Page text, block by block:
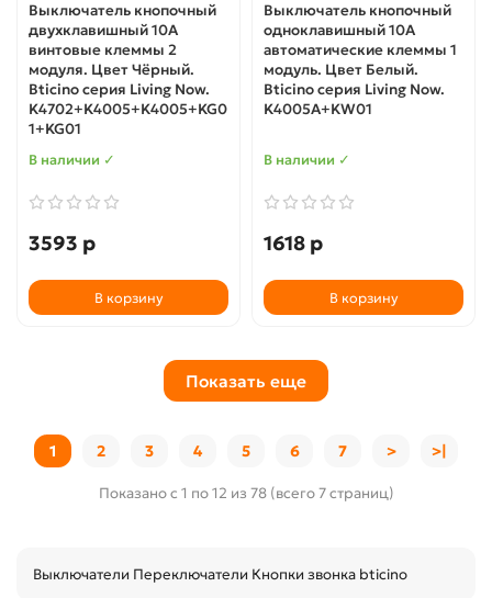
Выключатель кнопочный
двухклавишный 10А
винтовые клеммы 2
модуля. Цвет Чёрный.
Bticino серия Living Now.
K4702+K4005+K4005+KG0
1+KG01
В наличии ✓
3593 р
В корзину
Выключатель кнопочный
одноклавишный 10А
автоматические клеммы 1
модуль. Цвет Белый.
Bticino серия Living Now.
K4005A+KW01
В наличии ✓
1618 р
В корзину
Показать еще
1 2 3 4 5 6 7 > >|
Показано с 1 по 12 из 78 (всего 7 страниц)
Выключатели Переключатели Кнопки звонка bticino